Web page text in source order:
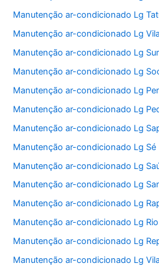
Manutenção ar-condicionado Lg
Manutenção ar-condicionado Lg
Manutenção ar-condicionado Lg
Manutenção ar-condicionado Lg
Manutenção ar-condicionado Lg
Manutenção ar-condicionado Lg
Manutenção ar-condicionado Lg
Manutenção ar-condicionado Lg Sé
Manutenção ar-condicionado Lg
Manutenção ar-condicionado Lg
Manutenção ar-condicionado Lg
Manutenção ar-condicionado Lg
Manutenção ar-condicionado Lg
Manutenção ar-condicionado Lg